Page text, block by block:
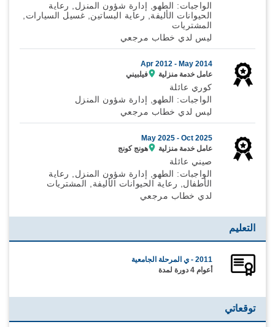
الواجبات: الطهو, إدارة شؤون المنزل, رعاية
الحيوانات الأليفة, رعاية البساتين, غسيل السيارات,
المشتريات
ليس لدي خطاب مرجعي
Apr 2012 - May 2014
عامل خدمة منزلية
فيلبيني
كوري عائلة
الواجبات: الطهو, إدارة شؤون المنزل
ليس لدي خطاب مرجعي
May 2025 - Oct 2025
عامل خدمة منزلية
هونج كونج
صيني عائلة
الواجبات: الطهو, إدارة شؤون المنزل, رعاية
الأطفال, رعاية الحيوانات الأليفة, المشتريات
لدي خطاب مرجعي
التعليم
2011 - ي المرحلة الجامعية
أعوام 4 دورة لمدة
توقعاتي